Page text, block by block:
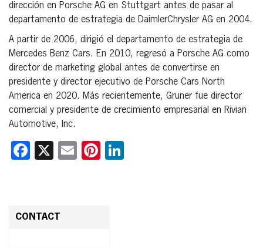
dirección en Porsche AG en Stuttgart antes de pasar al
departamento de estrategia de DaimlerChrysler AG en 2004.
A partir de 2006, dirigió el departamento de estrategia de
Mercedes Benz Cars. En 2010, regresó a Porsche AG como
director de marketing global antes de convertirse en
presidente y director ejecutivo de Porsche Cars North
America en 2020. Más recientemente, Gruner fue director
comercial y presidente de crecimiento empresarial en Rivian
Automotive, Inc.
Facebook
X EmailPinterest
CONTACT